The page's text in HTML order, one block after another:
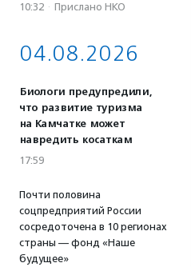
10:32 · Прислано НКО
04.08.2026
Биологи предупредили,
что развитие туризма
на Камчатке может
навредить косаткам
17:59
Почти половина
соцпредприятий России
сосредоточена в 10 регионах
страны — фонд «Наше
будущее»